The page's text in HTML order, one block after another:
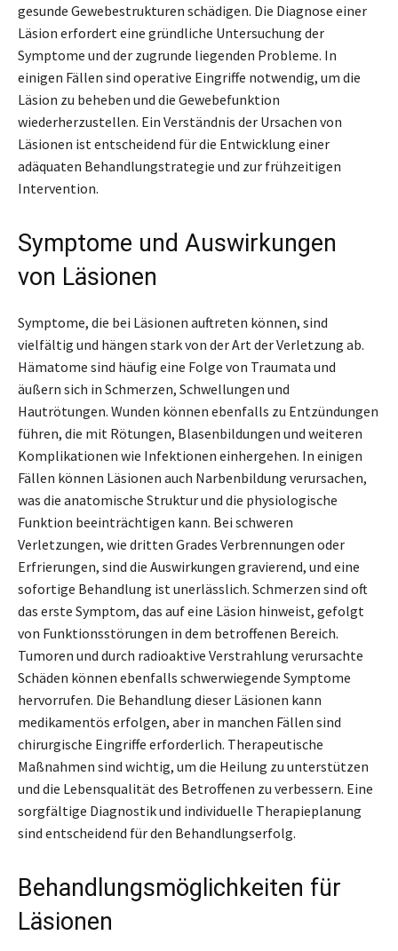
gesunde Gewebestrukturen schädigen. Die Diagnose einer
Läsion erfordert eine gründliche Untersuchung der
Symptome und der zugrunde liegenden Probleme. In
einigen Fällen sind operative Eingriffe notwendig, um die
Läsion zu beheben und die Gewebefunktion
wiederherzustellen. Ein Verständnis der Ursachen von
Läsionen ist entscheidend für die Entwicklung einer
adäquaten Behandlungstrategie und zur frühzeitigen
Intervention.
Symptome und Auswirkungen
von Läsionen
Symptome, die bei Läsionen auftreten können, sind
vielfältig und hängen stark von der Art der Verletzung ab.
Hämatome sind häufig eine Folge von Traumata und
äußern sich in Schmerzen, Schwellungen und
Hautrötungen. Wunden können ebenfalls zu Entzündungen
führen, die mit Rötungen, Blasenbildungen und weiteren
Komplikationen wie Infektionen einhergehen. In einigen
Fällen können Läsionen auch Narbenbildung verursachen,
was die anatomische Struktur und die physiologische
Funktion beeinträchtigen kann. Bei schweren
Verletzungen, wie dritten Grades Verbrennungen oder
Erfrierungen, sind die Auswirkungen gravierend, und eine
sofortige Behandlung ist unerlässlich. Schmerzen sind oft
das erste Symptom, das auf eine Läsion hinweist, gefolgt
von Funktionsstörungen in dem betroffenen Bereich.
Tumoren und durch radioaktive Verstrahlung verursachte
Schäden können ebenfalls schwerwiegende Symptome
hervorrufen. Die Behandlung dieser Läsionen kann
medikamentös erfolgen, aber in manchen Fällen sind
chirurgische Eingriffe erforderlich. Therapeutische
Maßnahmen sind wichtig, um die Heilung zu unterstützen
und die Lebensqualität des Betroffenen zu verbessern. Eine
sorgfältige Diagnostik und individuelle Therapieplanung
sind entscheidend für den Behandlungserfolg.
Behandlungsmöglichkeiten für
Läsionen